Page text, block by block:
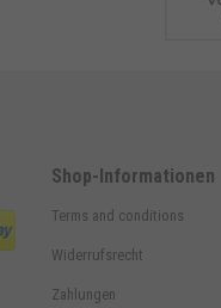
Shop-Informationen
Terms and conditions
Widerrufsrecht
Zahlungen